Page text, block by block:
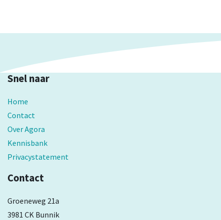
Snel naar
Home
Contact
Over Agora
Kennisbank
Privacystatement
Contact
Groeneweg 21a
3981 CK Bunnik